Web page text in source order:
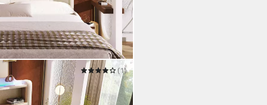
mit bettkasten
beige
(1)